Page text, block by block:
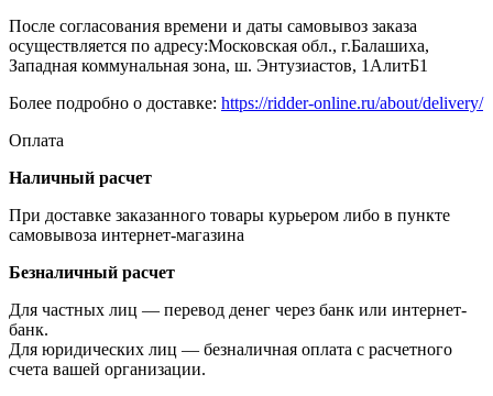
После согласования времени и даты самовывоз заказа
осуществляется по адресу:Московская обл., г.Балашиха,
Западная коммунальная зона, ш. Энтузиастов, 1АлитБ1
Более подробно о доставке: https://ridder-online.ru/about/delivery/
Оплата
Наличный расчет
При доставке заказанного товары курьером либо в пункте
самовывоза интернет-магазина
Безналичный расчет
Для частных лиц — перевод денег через банк или интернет-
банк.
Для юридических лиц — безналичная оплата с расчетного
счета вашей организации.